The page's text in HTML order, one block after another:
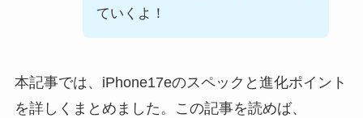
ていくよ！
本記事では、iPhone17eのスペックと進化ポイント
を詳しくまとめました。この記事を読めば、